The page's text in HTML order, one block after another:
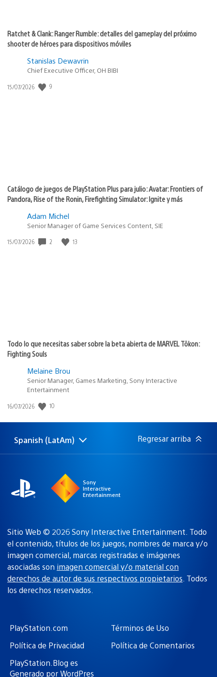
Ratchet & Clank: Ranger Rumble: detalles del gameplay del próximo
shooter de héroes para dispositivos móviles
Stanislas Dewavrin
Chief Executive Officer, OH BIBI
Fecha
15/07/2026 9
Catálogo de juegos de PlayStation Plus para julio: Avatar: Frontiers of
Pandora, Rise of the Ronin, Firefighting Simulator: Ignite y más
Adam Michel
Senior Manager of Game Services Content, SIE
Fecha
15/07/2026 2 13
Todo lo que necesitas saber sobre la beta abierta de MARVEL Tōkon:
Fighting Souls
Melaine Brou
Senior Manager, Games Marketing, Sony Interactive
Entertainment
Fecha
publicación:
16/07/2026 10
Elige
una
Región
actual:
Spanish (LatAm) Regresar arriba
Sony
Interactive
Entertainment
Sitio Web © 2026 Sony Interactive Entertainment. Todo
el contenido, títulos de los juegos, nombres de marca y/o
imagen comercial, marcas registradas e imágenes
asociadas son imagen comercial y/o material con
derechos de autor de sus respectivos propietarios. Todos
los derechos reservados.
PlayStation.com
Términos de Uso
Política de Privacidad
Política de Comentarios
PlayStation.Blog es
Generado por WordPres